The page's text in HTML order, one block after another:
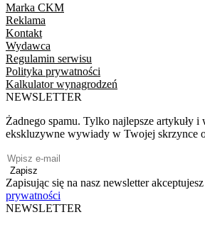
Marka CKM
Reklama
Kontakt
Wydawca
Regulamin serwisu
Polityka prywatności
Kalkulator wynagrodzeń
NEWSLETTER
Żadnego spamu. Tylko najlepsze artykuły
ekskluzywne wywiady w Twojej skrzynce
Zapisz
Zapisując się na nasz newsletter akceptujesz
prywatności
NEWSLETTER